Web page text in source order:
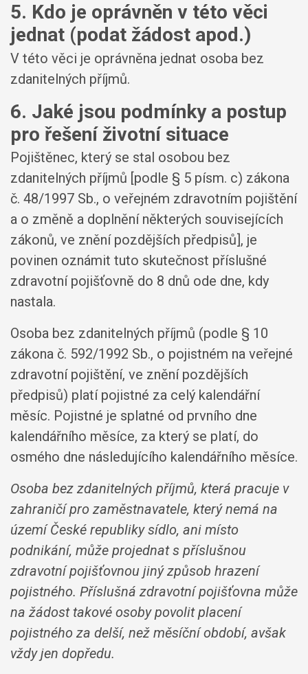
5. Kdo je oprávněn v této věci
jednat (podat žádost apod.)
V této věci je oprávněna jednat osoba bez
zdanitelných příjmů.
6. Jaké jsou podmínky a postup
pro řešení životní situace
Pojištěnec, který se stal osobou bez
zdanitelných příjmů [podle § 5 písm. c) zákona
č. 48/1997 Sb., o veřejném zdravotním pojištění
a o změně a doplnění některých souvisejících
zákonů, ve znění pozdějších předpisů], je
povinen oznámit tuto skutečnost příslušné
zdravotní pojišťovně do 8 dnů ode dne, kdy
nastala.
Osoba bez zdanitelných příjmů (podle § 10
zákona č. 592/1992 Sb., o pojistném na veřejné
zdravotní pojištění, ve znění pozdějších
předpisů) platí pojistné za celý kalendářní
měsíc. Pojistné je splatné od prvního dne
kalendářního měsíce, za který se platí, do
osmého dne následujícího kalendářního měsíce.
Osoba bez zdanitelných příjmů, která pracuje v
zahraničí pro zaměstnavatele, který nemá na
území České republiky sídlo, ani místo
podnikání, může projednat s příslušnou
zdravotní pojišťovnou jiný způsob hrazení
pojistného. Příslušná zdravotní pojišťovna může
na žádost takové osoby povolit placení
pojistného za delší, než měsíční období, avšak
vždy jen dopředu.